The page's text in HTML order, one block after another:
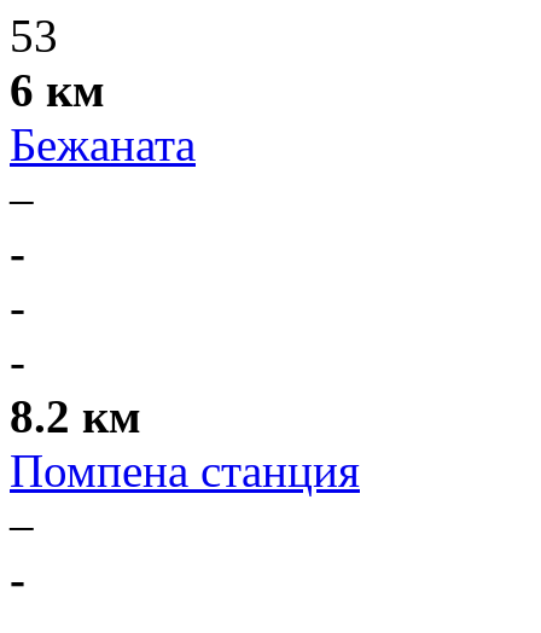
53
6 км
Бежаната
–
-
-
-
8.2 км
Помпена станция
–
-